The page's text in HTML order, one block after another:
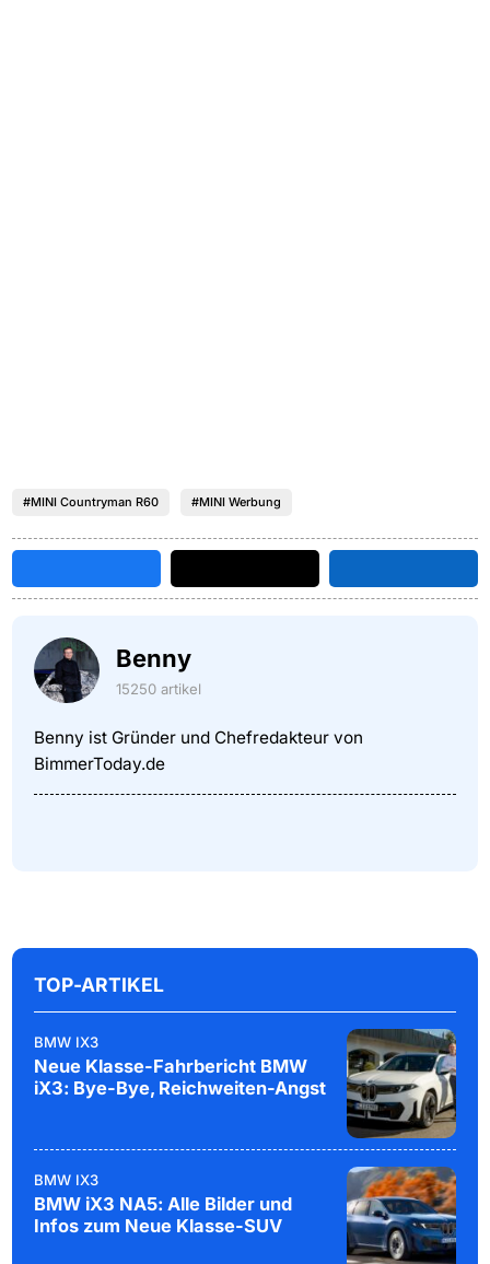
#MINI Countryman R60 #MINI Werbung
Benny
15250 artikel
Benny ist Gründer und Chefredakteur von
BimmerToday.de
TOP-ARTIKEL
BMW IX3
Neue Klasse-Fahrbericht BMW
iX3: Bye-Bye, Reichweiten-Angst
BMW IX3
BMW iX3 NA5: Alle Bilder und
Infos zum Neue Klasse-SUV